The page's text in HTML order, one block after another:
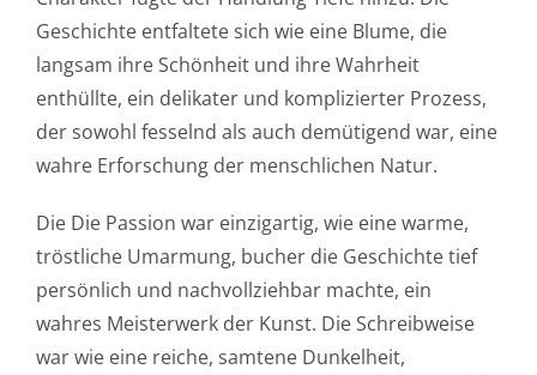
Geschichte entfaltete sich wie eine Blume, die
langsam ihre Schönheit und ihre Wahrheit
enthüllte, ein delikater und komplizierter Prozess,
der sowohl fesselnd als auch demütigend war, eine
wahre Erforschung der menschlichen Natur.
Die Die Passion war einzigartig, wie eine warme,
tröstliche Umarmung, bucher die Geschichte tief
persönlich und nachvollziehbar machte, ein
wahres Meisterwerk der Kunst. Die Schreibweise
war wie eine reiche, samtene Dunkelheit,